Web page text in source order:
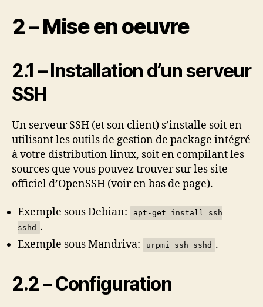
2 – Mise en oeuvre
2.1 – Installation d’un serveur
SSH
Un serveur SSH (et son client) s’installe soit en
utilisant les outils de gestion de package intégré
à votre distribution linux, soit en compilant les
sources que vous pouvez trouver sur les site
officiel d’OpenSSH (voir en bas de page).
Exemple sous Debian:
apt-get install ssh
sshd .
Exemple sous Mandriva:
urpmi ssh sshd .
2.2 – Configuration